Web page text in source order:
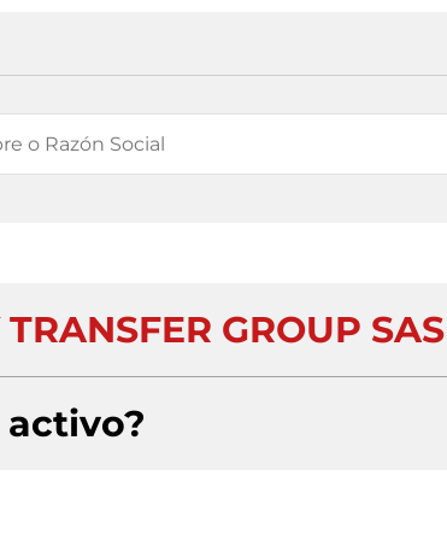
TRANSFER GROUP SAS
activo?